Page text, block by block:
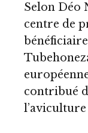
Selon Déo
centre de
contribué